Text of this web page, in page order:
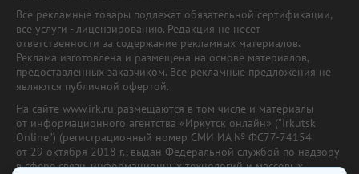
Все рекламные товары подлежат обязательной сертификации,
все услуги - лицензированию. Редакция не несет
ответственности за содержание рекламных материалов.
Реклама изготовлена и размещена на основе материалов,
предоставленных заказчиком. Все рекламные предложения не
являются публичной офертой.
На сайте www.irk.ru размещаются в том числе и материалы
от информационного агентства «Иркутск онлайн» ("Irkutsk
Online") (регистрационный номер СМИ ИА № ФС77-74154
от 29 октября 2018 г., выдан Федеральной службой по надзору
в сфере связи, информационных технологий и массовых